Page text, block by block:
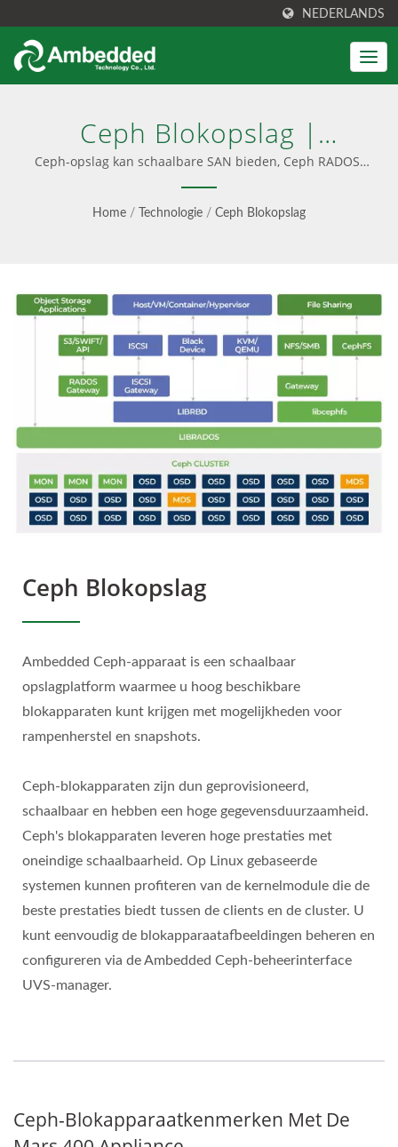
NEDERLANDS
Ceph Blokopslag |
Geünificeerde Blok-,
Bestand- & S3
Ceph-opslag kan schaalbare SAN bieden, Ceph RADOS-
blokapparaat RBD| Krachtige Ceph-apparaten
Home / Technologie / Ceph Blokopslag
Ceph Blokopslag
Ambedded Ceph-apparaat is een schaalbaar
opslagplatform waarmee u hoog beschikbare
blokapparaten kunt krijgen met mogelijkheden voor
rampenherstel en snapshots.
Ceph-blokapparaten zijn dun geprovisioneerd,
schaalbaar en hebben een hoge gegevensduurzaamheid.
Ceph's blokapparaten leveren hoge prestaties met
oneindige schaalbaarheid. Op Linux gebaseerde
systemen kunnen profiteren van de kernelmodule die de
beste prestaties biedt tussen de clients en de cluster. U
kunt eenvoudig de blokapparaatafbeeldingen beheren en
configureren via de Ambedded Ceph-beheerinterface
UVS-manager.
Ceph-Blokapparaatkenmerken Met De